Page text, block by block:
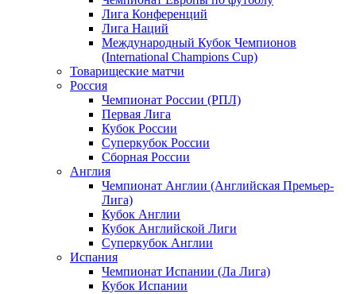
Лига Конференций
Лига Наций
Международный Кубок Чемпионов
(International Champions Cup)
Товарищеские матчи
Россия
Чемпионат России (РПЛ)
Первая Лига
Кубок России
Суперкубок России
Сборная России
Англия
Чемпионат Англии (Английская Премьер-
Лига)
Кубок Англии
Кубок Английской Лиги
Суперкубок Англии
Испания
Чемпионат Испании (Ла Лига)
Кубок Испании